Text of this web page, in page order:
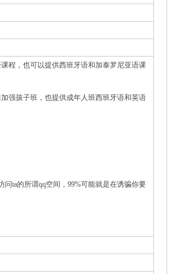
程，也可以提供西班牙语和加泰罗尼亚语课
强孩子班，也提供成年人班西班牙语和英语
ta的所谓qq空间，99%可能就是在诱骗你要